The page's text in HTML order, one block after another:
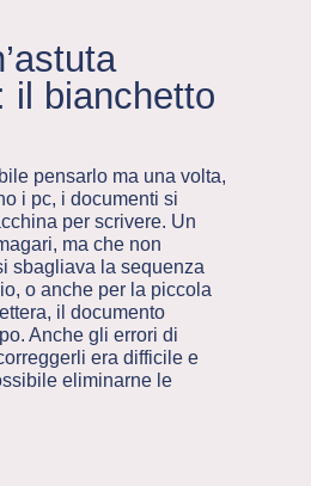
il bianchetto
pensarlo ma una volta,
i pc, i documenti si
per scrivere. Un
ma che non
sbagliava la sequenza
o anche per la piccola
il documento
Anche gli errori di
era difficile e
eliminarne le